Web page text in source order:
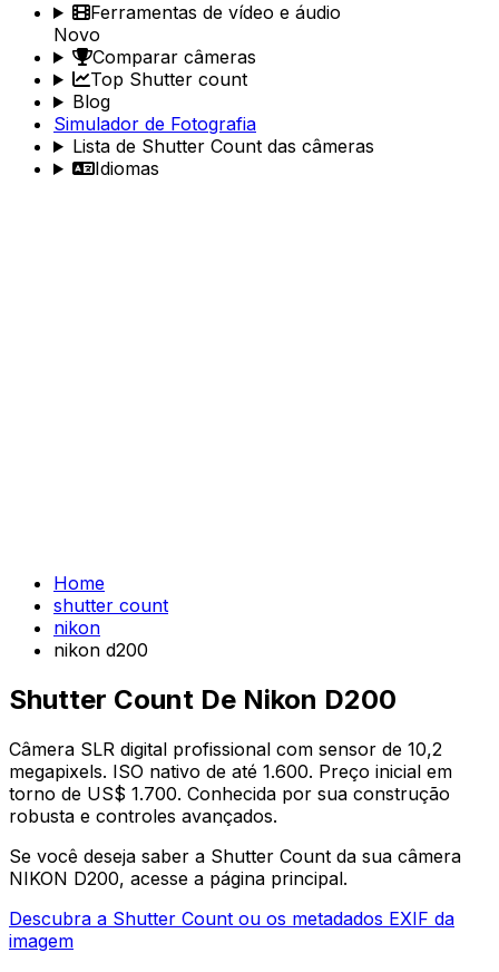
Ferramentas de vídeo e áudio
Novo
Comparar câmeras
Top Shutter count
Blog
Simulador de Fotografia
Lista de Shutter Count das câmeras
Idiomas
Home
shutter count
nikon
nikon d200
Shutter Count De Nikon D200
Câmera SLR digital profissional com sensor de 10,2
megapixels. ISO nativo de até 1.600. Preço inicial em
torno de US$ 1.700. Conhecida por sua construção
robusta e controles avançados.
Se você deseja saber a Shutter Count da sua câmera
NIKON D200, acesse a página principal.
Descubra a Shutter Count ou os metadados EXIF da
imagem